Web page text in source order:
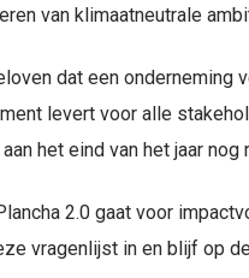
van klimaatneutrale
dat een onderneming
levert voor alle
het eind van het jaar
2.0 gaat voor
vragenlijst in en blijf op